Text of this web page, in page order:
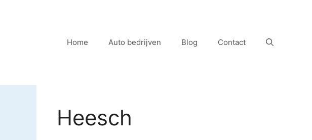
Home Auto bedrijven Blog Contact
Heesch